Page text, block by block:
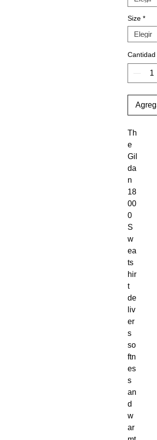
Size *
Cantidad
Th
e
Gil
da
n
18
00
0
S
w
ea
ts
hir
t
de
liv
er
s
so
ftn
es
s
an
d
w
ar